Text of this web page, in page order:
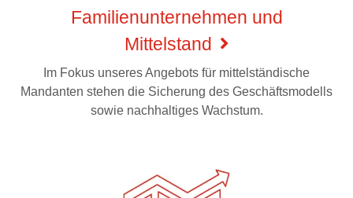
Familienunternehmen und
Mittelstand
Im Fokus unseres Angebots für mittelständische
Mandanten stehen die Sicherung des Geschäftsmodells
sowie nachhaltiges Wachstum.